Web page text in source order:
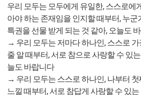
우리 모두는 모두에게 유일한, 스스로에
아야 하는 존재임을 인지할 때부터, 누
특권을 선물 받게 되는 것 같아, 오늘도
→ 우리 모두는 저마다 하나인, 스스로
줄 알 때부터, 서로 참으로 사랑할 수 있
늘도 바랍니다
→ 우리 모두는 스스로 하나인, 나부터
느낄 때부터, 서로 참답게 사랑할 수 있